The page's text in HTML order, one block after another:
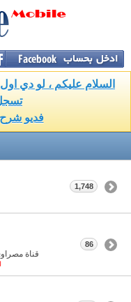
السلام عليكم ، لو دي
فديو
1,748
قناة
86